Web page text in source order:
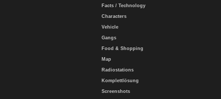
Facts / Technology
Characters
Vehicle
Gangs
Food & Shopping
Map
Radiostations
Komplettlösung
Screenshots